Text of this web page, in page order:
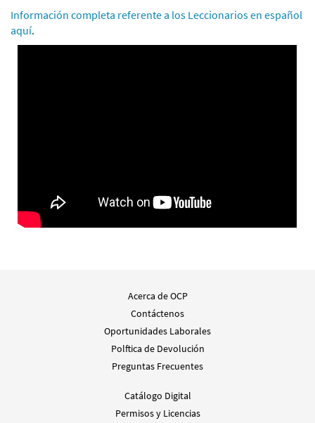
Información completa referente a los Leccionarios en español
aquí.
Acerca de OCP
Contáctenos
Oportunidades Laborales
Polftica de Devolución
Preguntas Frecuentes
Catálogo Digital
Permisos y Licencias